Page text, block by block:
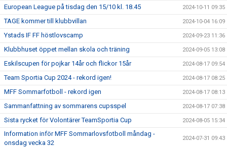
European League på tisdag den 15/10 kl. 18.45 2024-10-11 09:35
TAGE kommer till klubbvillan 2024-10-04 16:09
Ystads IF FF höstlovscamp 2024-09-23 11:36
Klubbhuset öppet mellan skola och träning 2024-09-05 13:08
Eskilscupen för pojkar 14år och flickor 15år 2024-08-17 09:54
Team Sportia Cup 2024 - rekord igen! 2024-08-17 08:25
MFF Sommarfotboll - rekord igen 2024-08-17 08:13
Sammanfattning av sommarens cupsspel 2024-08-17 07:38
Sista rycket för Volontärer TeamSportia Cup 2024-08-05 15:34
Information inför MFF Sommarlovsfotboll måndag -
onsdag vecka 32
2024-07-31 09:43